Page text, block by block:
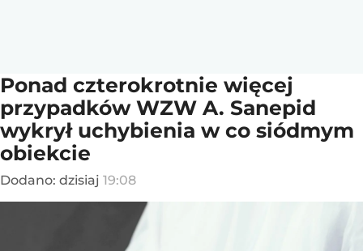
Ponad czterokrotnie więcej
przypadków WZW A. Sanepid
wykrył uchybienia w co siódmym
obiekcie
Dodano: dzisiaj 19:08